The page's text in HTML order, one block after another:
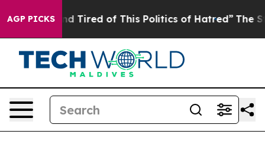
AGP PICKS
and Tired of This Politics of Hatred” The Story